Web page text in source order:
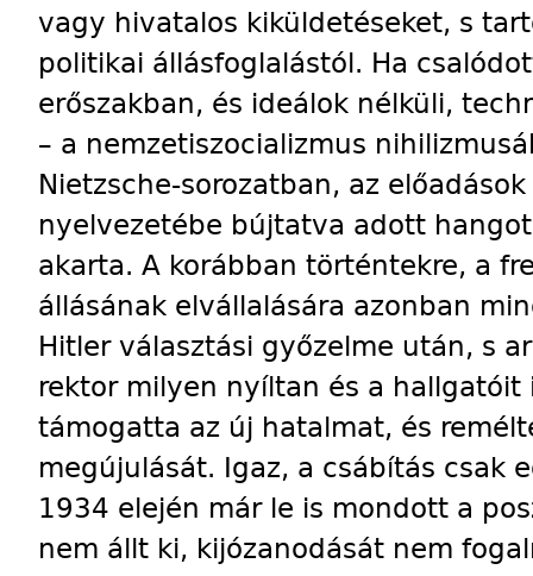
vagy hivatalos kiküldetéseket, s
politikai állásfoglalástól. Ha
erőszakban, és ideálok nélküli,
– a nemzetiszocializmus
Nietzsche-sorozatban, az
nyelvezetébe bújtatva adott
akarta. A korábban történtekre, a
állásának elvállalására azonban
Hitler választási győzelme után, s
rektor milyen nyíltan és a hallgatóit
támogatta az új hatalmat, és
megújulását. Igaz, a csábítás csak
1934 elején már le is mondott a
nem állt ki, kijózanodását nem